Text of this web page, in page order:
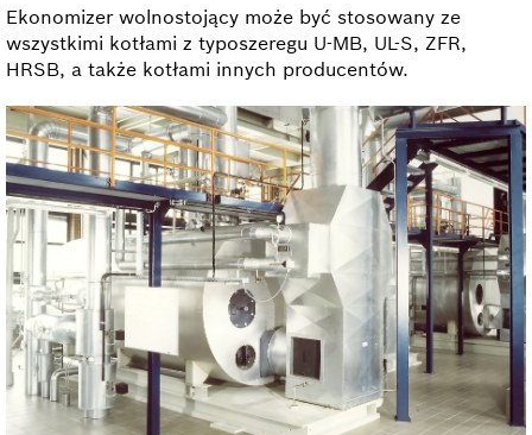
Ekonomizer wolnostojący może być stosowany ze
wszystkimi kotłami z typoszeregu U-MB, UL-S, ZFR,
HRSB, a także kotłami innych producentów.